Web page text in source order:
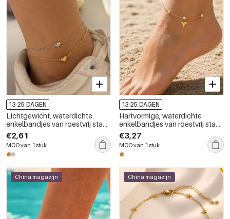
13-25 DAGEN
Lichtgewicht, waterdichte
enkelbandjes van roestvrij staal
in hartvorm met gouden
accenten
€2,61
MOQ van 1 stuk
13-25 DAGEN
Hartvormige, waterdichte
enkelbandjes van roestvrij staal
met gouden zirkonia
€3,27
MOQ van 1 stuk
China magazijn China magazijn